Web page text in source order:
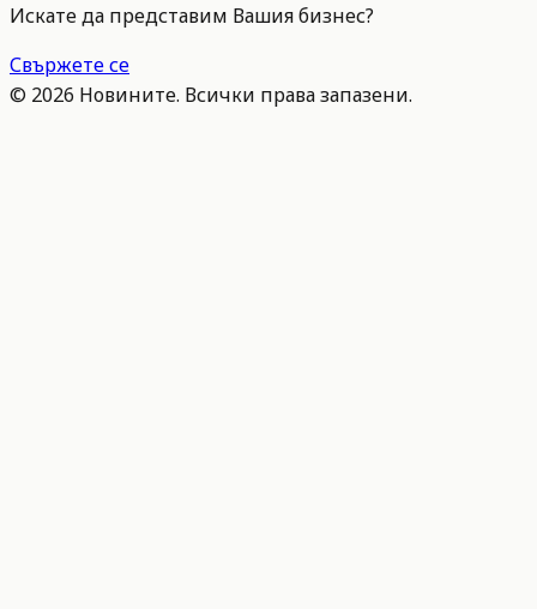
Искате да представим Вашия бизнес?
Свържете се
© 2026 Новините. Всички права запазени.